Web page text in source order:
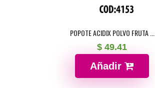
POPOTE ACIDIX POLVO FRUTA ...
$ 49.41
Añadir